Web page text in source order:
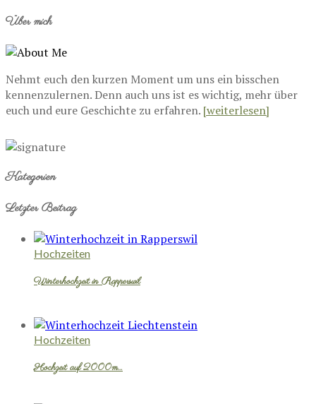
Über mich
Nehmt euch den kurzen Moment um uns ein bisschen
kennenzulernen. Denn auch uns ist es wichtig, mehr über
euch und eure Geschichte zu erfahren. [weiterlesen]
Kategorien
Letzter Beitrag
Hochzeiten
Winterhochzeit in Rapperswil
Hochzeiten
Hochzeit auf 2000m…